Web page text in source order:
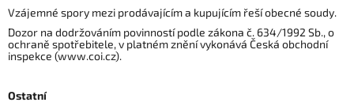
Vzájemné spory mezi prodávajícím a kupujícím řeší obecné soudy.
Dozor na dodržováním povinností podle zákona č. 634/1992 Sb., o
ochraně spotřebitele, v platném znění vykonává Česká obchodní
inspekce (www.coi.cz).
Ostatní